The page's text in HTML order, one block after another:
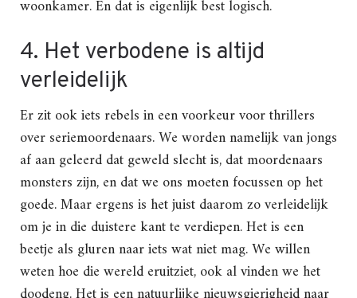
woonkamer. En dat is eigenlijk best logisch.
4. Het verbodene is altijd
verleidelijk
Er zit ook iets rebels in een voorkeur voor thrillers
over seriemoordenaars. We worden namelijk van jongs
af aan geleerd dat geweld slecht is, dat moordenaars
monsters zijn, en dat we ons moeten focussen op het
goede. Maar ergens is het juist daarom zo verleidelijk
om je in die duistere kant te verdiepen. Het is een
beetje als gluren naar iets wat niet mag. We willen
weten hoe die wereld eruitziet, ook al vinden we het